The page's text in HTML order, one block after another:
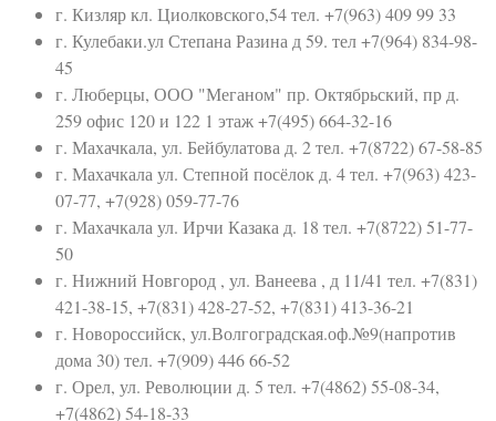
г. Кизляр кл. Циолковского,54 тел. +7(963) 409 99 33
г. Кулебаки.ул Степана Разина д 59. тел +7(964) 834-98-
45
г. Люберцы, ООО "Меганом" пр. Октябрьский, пр д.
259 офис 120 и 122 1 этаж +7(495) 664-32-16
г. Махачкала, ул. Бейбулатова д. 2 тел. +7(8722) 67-58-85
г. Махачкала ул. Степной посёлок д. 4 тел. +7(963) 423-
07-77, +7(928) 059-77-76
г. Махачкала ул. Ирчи Казака д. 18 тел. +7(8722) 51-77-
50
г. Нижний Новгород , ул. Ванеева , д 11/41 тел. +7(831)
421-38-15, +7(831) 428-27-52, +7(831) 413-36-21
г. Новороссийск, ул.Волгоградская.оф.№9(напротив
дома 30) тел. +7(909) 446 66-52
г. Орел, ул. Революции д. 5 тел. +7(4862) 55-08-34,
+7(4862) 54-18-33